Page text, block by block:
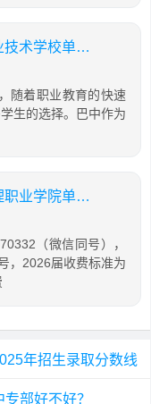
四川省中职单招培训巴中，巴中职业技术学校单招成绩查询
随着职业教育的快速
生的选择。巴中作为
四川管理职业学院单招班，四川管理职业学院单招班招生简章
（微信同号），
，2026届收费标准为
年招生录取分数线
部好不好？